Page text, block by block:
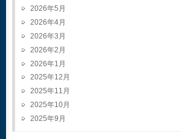
2026年5月
2026年4月
2026年3月
2026年2月
2026年1月
2025年12月
2025年11月
2025年10月
2025年9月